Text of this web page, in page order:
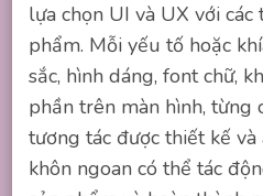
lựa chọn UI và UX với các
phẩm. Mỗi yếu tố hoặc
sắc, hình dáng, font chữ,
phần trên màn hình, từng
tương tác được thiết kế
khôn ngoan có thể tác